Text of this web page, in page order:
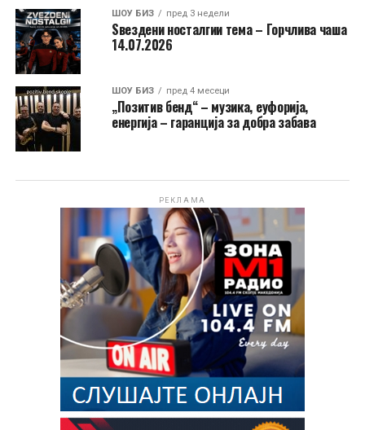
ШОУ БИЗ пред 3 недели
Ѕвездени носталгии тема – Горчлива чаша
14.07.2026
ШОУ БИЗ пред 4 месеци
„Позитив бенд“ – музика, еуфорија,
енергија – гаранција за добра забава
РЕКЛАМА